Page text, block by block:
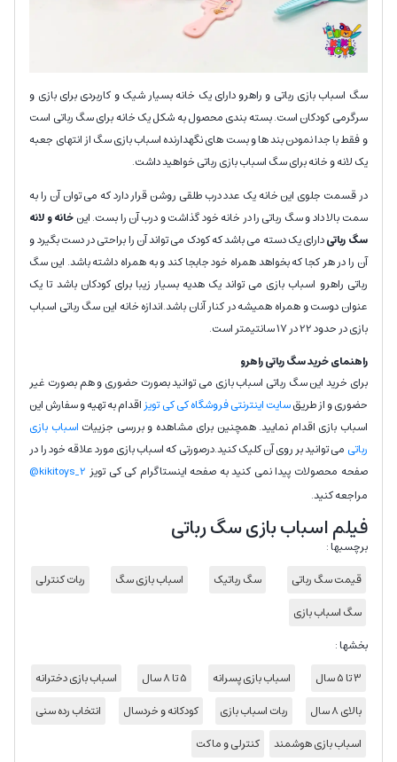
سگ اسباب بازی رباتی و راهرو دارای یک خانه بسیار شیک و کاربردی برای بازی و
سرگرمی کودکان است. بسته بندی محصول به شکل یک خانه برای سگ رباتی است
و فقط با جدا نمودن بند ها و بست های نگهدارنده اسباب بازی سگ از انتهای جعبه
یک لانه و خانه برای سگ اسباب بازی رباتی خواهید داشت.
در قسمت جلوی این خانه یک عدد درب طلقی روشن قرار دارد که می توان آن را به
سمت بالا داد و سگ رباتی را در خانه خود گذاشت و درب آن را بست. اینخانه و لانه
سگ رباتیدارای یک دسته می باشد که کودک می تواند آن را براحتی در دست بگیرد و
آن را در هر کجا که بخواهد همراه خود جابجا کند و به همراه داشته باشد. این سگ
رباتی راهرو اسباب بازی می تواند یک هدیه بسیار زیبا برای کودکان باشد تا یک
عنوان دوست و همراه همیشه در کنار آنان باشد.اندازه خانه این سگ رباتی اسباب
بازی در حدود 22 در 17 سانتیمتر است.
راهنمای خرید سگ رباتی راهرو
برای خرید این سگ رباتی اسباب بازی می توانید بصورت حضوری و هم بصورت غیر
حضوری و از طریقسایت اینترنتی فروشگاه کی کی تویزاقدام به تهیه و سفارش این
اسباب بازی اقدام نمایید. همچنین برای مشاهده و بررسی جزییات اسباب بازی
رباتی می توانید بر روی آن کلیک کنید.درصورتی که اسباب بازی مورد علاقه خود را در
صفحه محصولات پیدا نمی کنید به صفحه اینستاگرام کی کی تویز kikitoys_2@
مراجعه کنید.
فیلم اسباب بازی سگ رباتی
برچسبها :
قیمت سگ رباتی
سگ رباتیک اسباب بازی سگ
ربات کنترلی
سگ اسباب بازی
بخشها :
3 تا 5 سال
اسباب بازی پسرانه 5 تا 8 سال
اسباب بازی دخترانه
بالای 8 سال
ربات اسباب بازی کودکانه و خردسال
انتخاب رده سنی
اسباب بازی هوشمند
کنترلی و ماکت